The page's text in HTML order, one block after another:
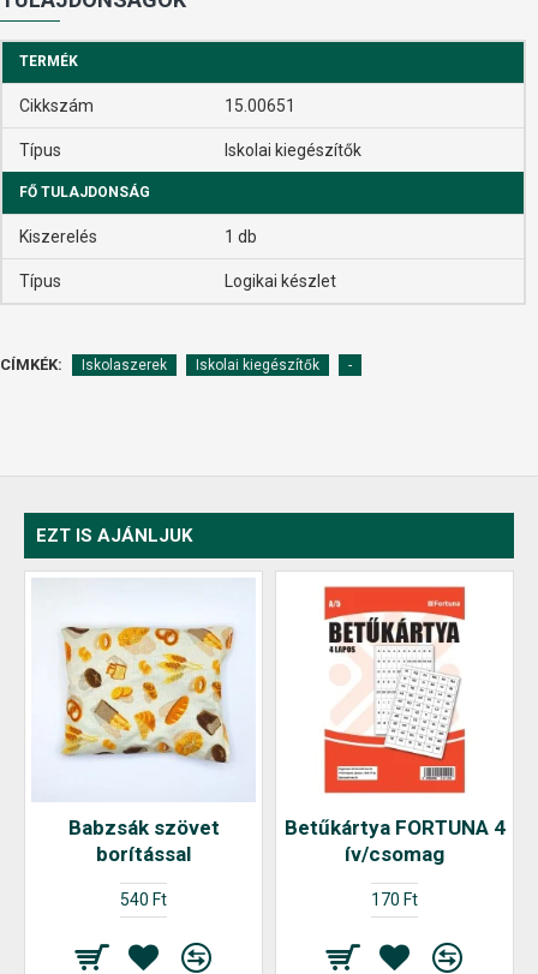
TERMÉK
Cikkszám 15.00651
Típus Iskolai kiegészítők
FŐ TULAJDONSÁG
Kiszerelés 1 db
Típus Logikai készlet
CÍMKÉK: Iskolaszerek Iskolai kiegészítők -
EZT IS AJÁNLJUK
Babzsák szövet
borítással
540 Ft
Betűkártya FORTUNA 4
ív/csomag
170 Ft